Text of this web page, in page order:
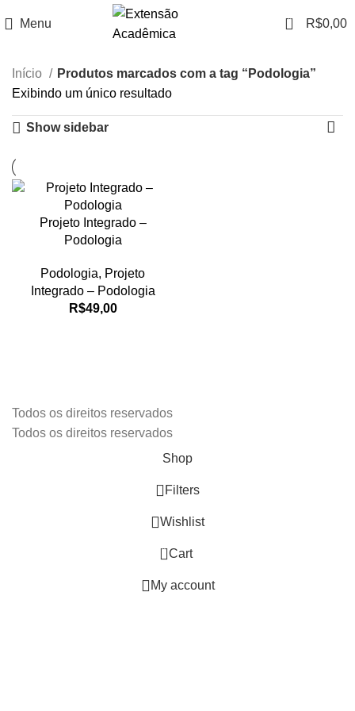
Menu 0 R$0,00
Início
Produtos marcados com a tag “Podologia”
Exibindo um único resultado
Show sidebar
Projeto Integrado –
Podologia
Podologia, Projeto
Integrado – Podologia
R$49,00
Todos os direitos reservados
Todos os direitos reservados
Shop
Filters
Wishlist
0 Cart
My account